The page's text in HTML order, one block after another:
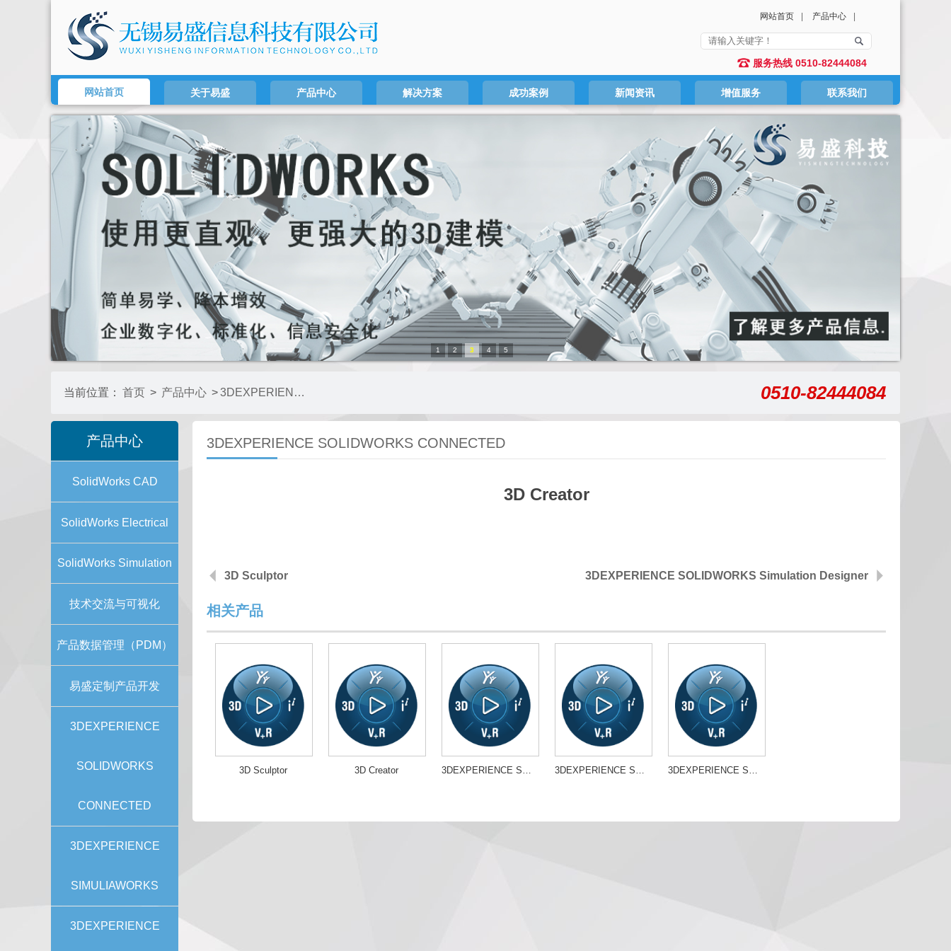
网站首页 产品中心
服务热线 0510-82444084
网站首页 关于易盛 产品中心 解决方案 成功案例 新闻资讯 增值服务 联系我们
1 2 3 4 5
当前位置： 首页 > 产品中心 > 3DEXPERIENCE SOLIDWORKS CONNECTED 0510-82444084
产品中心
SolidWorks CAD
SolidWorks Electrical
SolidWorks Simulation
技术交流与可视化
产品数据管理（PDM）
易盛定制产品开发
3DEXPERIENCE
SOLIDWORKS
CONNECTED
3DEXPERIENCE
SIMULIAWORKS
3DEXPERIENCE
3DEXPERIENCE SOLIDWORKS CONNECTED
3D Creator
3D Sculptor 3DEXPERIENCE SOLIDWORKS Simulation Designer
相关产品
3D Sculptor 3D Creator